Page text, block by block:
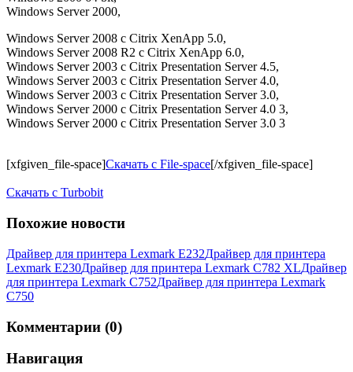
Windows Server 2000,
Windows Server 2008 с Citrix XenApp 5.0,
Windows Server 2008 R2 с Citrix XenApp 6.0,
Windows Server 2003 с Citrix Presentation Server 4.5,
Windows Server 2003 с Citrix Presentation Server 4.0,
Windows Server 2003 с Citrix Presentation Server 3.0,
Windows Server 2000 с Citrix Presentation Server 4.0 3,
Windows Server 2000 с Citrix Presentation Server 3.0 3
[xfgiven_file-space]Скачать с File-space[/xfgiven_file-space]
Скачать c Turbobit
Похожие новости
Драйвер для принтера Lexmark E232Драйвер для принтера
Lexmark E230Драйвер для принтера Lexmark C782 XLДрайвер
для принтера Lexmark C752Драйвер для принтера Lexmark
C750
Комментарии (0)
Навигация